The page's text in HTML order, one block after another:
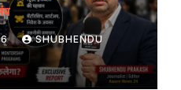
SHUBHENDU